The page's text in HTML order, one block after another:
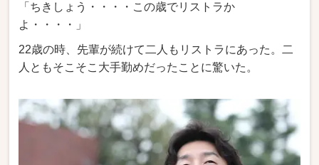
「ちきしょう・・・・この歳でリストラか
よ・・・・」
22歳の時、先輩が続けて二人もリストラにあった。二
人ともそこそこ大手勤めだったことに驚いた。